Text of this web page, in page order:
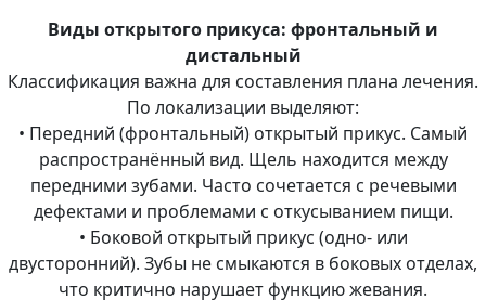
Виды открытого прикуса: фронтальный и
дистальный
Классификация важна для составления плана лечения.
По локализации выделяют:
• Передний (фронтальный) открытый прикус. Самый
распространённый вид. Щель находится между
передними зубами. Часто сочетается с речевыми
дефектами и проблемами с откусыванием пищи.
• Боковой открытый прикус (одно- или
двусторонний). Зубы не смыкаются в боковых отделах,
что критично нарушает функцию жевания.